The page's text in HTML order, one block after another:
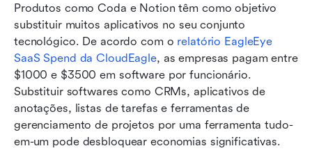
Produtos como Coda e Notion têm como objetivo
substituir muitos aplicativos no seu conjunto
tecnológico. De acordo com o relatório EagleEye
SaaS Spend da CloudEagle, as empresas pagam entre
$1000 e $3500 em software por funcionário.
Substituir softwares como CRMs, aplicativos de
anotações, listas de tarefas e ferramentas de
gerenciamento de projetos por uma ferramenta tudo-
em-um pode desbloquear economias significativas.